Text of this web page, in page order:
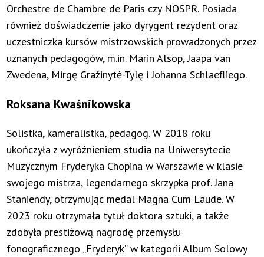
Orchestre de Chambre de Paris czy NOSPR. Posiada
również doświadczenie jako dyrygent rezydent oraz
uczestniczka kursów mistrzowskich prowadzonych przez
uznanych pedagogów, m.in. Marin Alsop, Jaapa van
Zwedena, Mirgę Gražinytė-Tylę i Johanna Schlaefliego.
Roksana Kwaśnikowska
Solistka, kameralistka, pedagog. W 2018 roku
ukończyła z wyróżnieniem studia na Uniwersytecie
Muzycznym Fryderyka Chopina w Warszawie w klasie
swojego mistrza, legendarnego skrzypka prof. Jana
Staniendy, otrzymując medal Magna Cum Laude. W
2023 roku otrzymała tytuł doktora sztuki, a także
zdobyła prestiżową nagrodę przemysłu
fonograficznego „Fryderyk” w kategorii Album Solowy